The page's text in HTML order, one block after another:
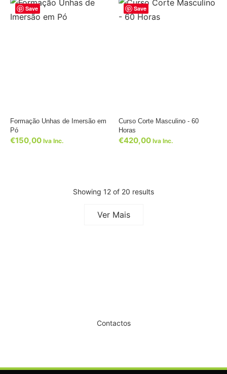
Save
Formação Unhas de Imersão em
Pó
€150,00 Iva Inc.
Save
Curso Corte Masculino - 60
Horas
€420,00 Iva Inc.
Showing 12 of 20 results
Ver Mais
Contactos